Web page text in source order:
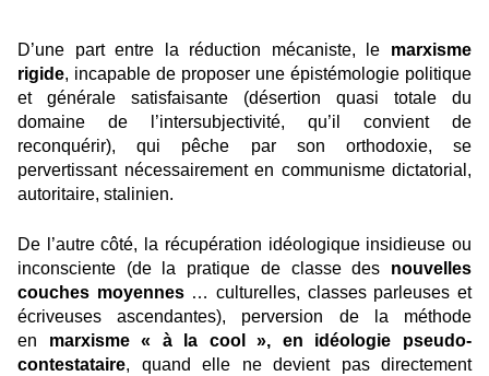
D’une part entre la réduction mécaniste, le
marxisme
rigide, incapable de proposer une épistémologie politique
et générale satisfaisante (désertion quasi totale du
domaine de l’intersubjectivité, qu’il convient de
reconquérir), qui pêche par son orthodoxie, se
pervertissant nécessairement en communisme dictatorial,
autoritaire, stalinien.
De l’autre côté, la récupération idéologique insidieuse ou
inconsciente (de la pratique de classe des
nouvelles
couches moyennes … culturelles, classes parleuses et
écriveuses ascendantes), perversion de la méthode
en
marxisme « à la cool », en idéologie pseudo-
contestataire, quand elle ne devient pas directement